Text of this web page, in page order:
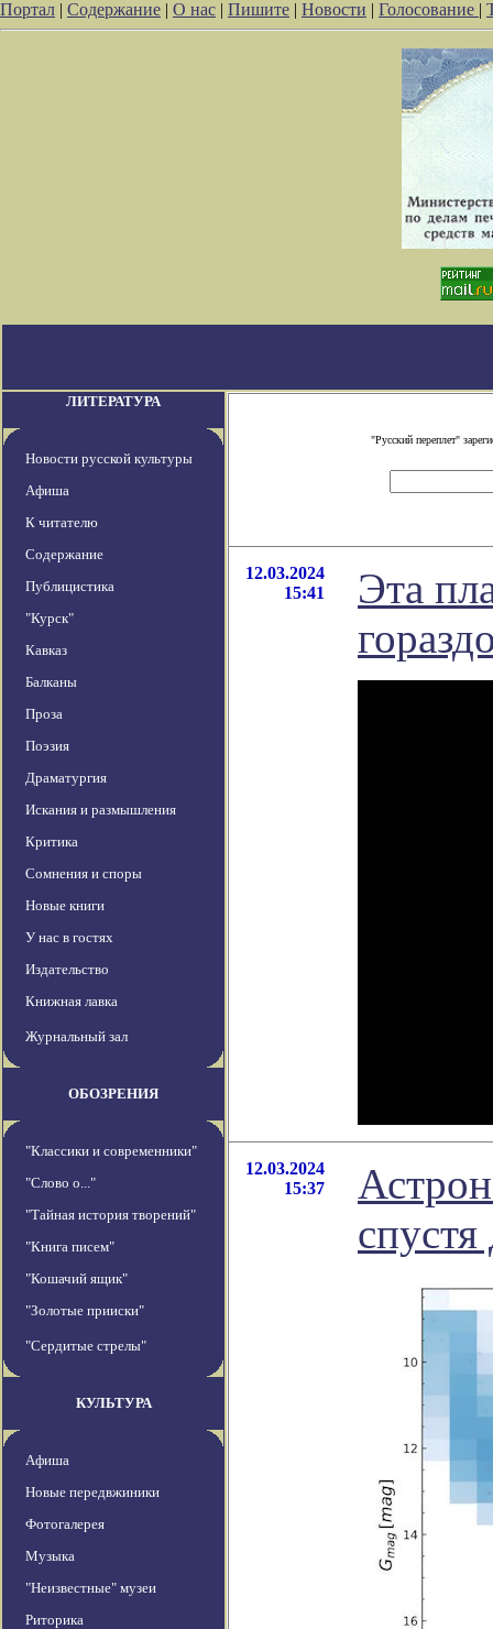
Портал | Содержание | О нас | Пишите | Новости | Голосование |
ЛИТЕРАТУРА
Новости русской культуры
Афиша
К читателю
Содержание
Публицистика
"Курск"
Кавказ
Балканы
Проза
Поэзия
Драматургия
Искания и размышления
Критика
Сомнения и споры
Новые книги
У нас в гостях
Издательство
Книжная лавка
Журнальный зал
ОБОЗРЕНИЯ
"Классики и современники"
"Слово о..."
"Тайная история творений"
"Книга писем"
"Кошачий ящик"
"Золотые прииски"
"Сердитые стрелы"
КУЛЬТУРА
Афиша
Новые передвжиники
Фотогалерея
Музыка
"Неизвестные" музеи
Риторика
"Русский переплет"
12.03.2024
15:41
Эта
12.03.2024
15:37